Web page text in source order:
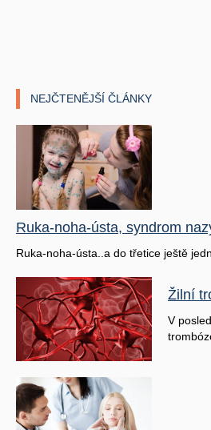
NEJČTENĚJŠÍ ČLÁNKY
Ruka-noha-ústa, syndrom
Ruka-noha-ústa..a do třetice ještě
Žilní
V